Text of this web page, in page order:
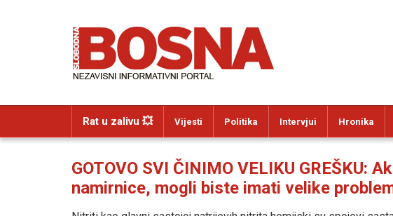
Rat u zalivu 💥 Vijesti Politika Intervjui Hronika
GOTOVO SVI ČINIMO VELIKU GREŠKU:
namirnice, mogli biste imati velike